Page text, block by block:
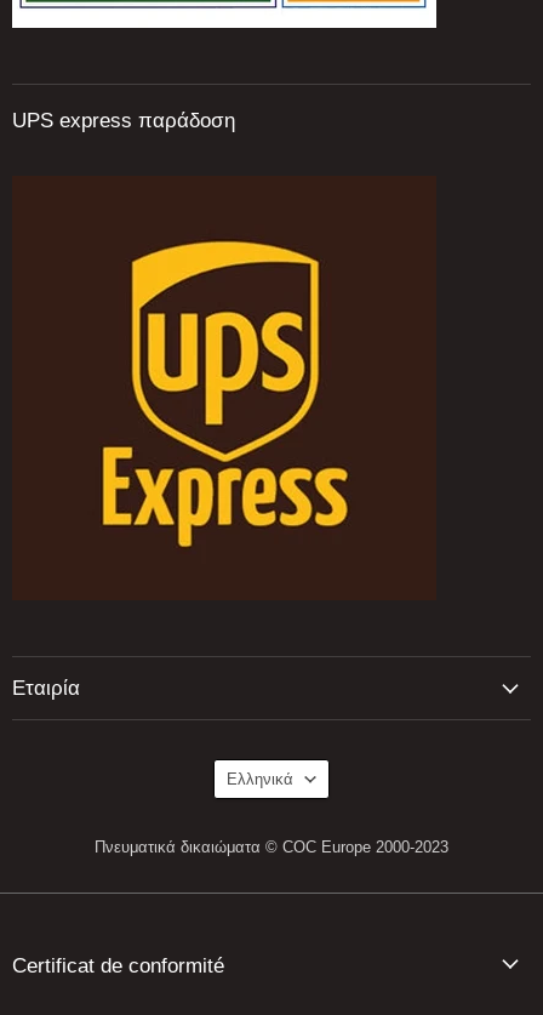
UPS express παράδοση
Εταιρία
Πνευματικά δικαιώματα © COC Europe 2000-2023
Γλώσσα
Ελληνικά
Certificat de conformité